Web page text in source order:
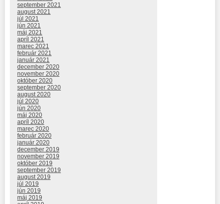
september 2021
august 2021
júl 2021
jún 2021
máj 2021
apríl 2021
marec 2021
február 2021
január 2021
december 2020
november 2020
október 2020
september 2020
august 2020
júl 2020
jún 2020
máj 2020
apríl 2020
marec 2020
február 2020
január 2020
december 2019
november 2019
október 2019
september 2019
august 2019
júl 2019
jún 2019
máj 2019